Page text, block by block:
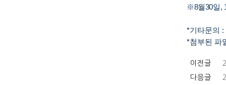
※8월30일,
*기타문의 :
*첨부된 파
이전글
다음글